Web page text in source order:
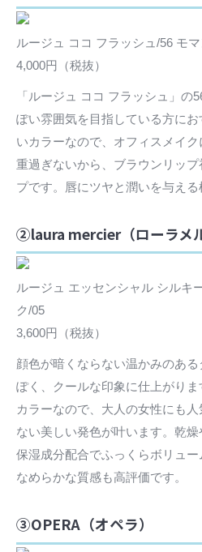
ルージュ ココ フラッシュ/56 モ
4,000円（税抜）
「ルージュ ココ フラッシュ」の
ぽい雰囲気を目指している方に
いカラーなので、オフィスメイ
重過ぎないから、ブラウンリッ
プです。唇にツヤと潤いを与える
②laura mercier（ローラメ
ルージュ エッセンシャル シルキ
ク/05
3,600円（税抜）
顔色が暗くならない温かみのあ
ぽく、クールな印象に仕上がり
カラーなので、大人の女性にも
ない美しい発色が叶います。乾燥
保湿成分配合でふっくらボリュ
なめらかな質感も高評価です。
③OPERA（オペラ）